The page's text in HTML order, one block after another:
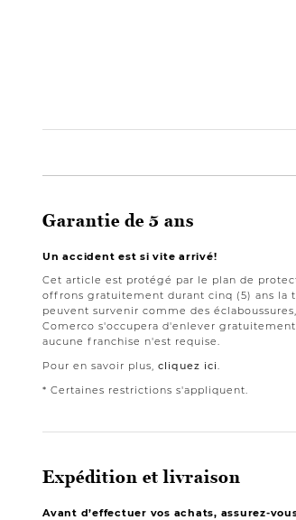
Garantie de 5 ans
Un accident est si vite arrivé!
Cet article est protégé par le plan de
offrons gratuitement durant cinq (5) ans la
peuvent survenir comme des
Comerco s'occupera d'enlever
aucune franchise n'est requise.
Pour en savoir plus, cliquez ici.
* Certaines restrictions s'appliquent.
Expédition et livraison
Avant d’effectuer vos achats, assurez-